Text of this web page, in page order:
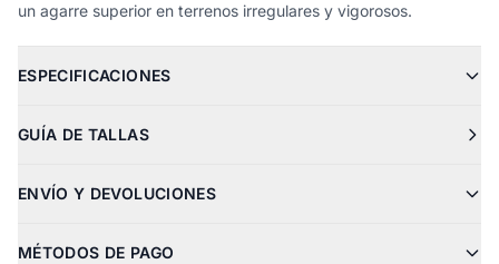
un agarre superior en terrenos irregulares y vigorosos.
ESPECIFICACIONES
GUÍA DE TALLAS
ENVÍO Y DEVOLUCIONES
MÉTODOS DE PAGO